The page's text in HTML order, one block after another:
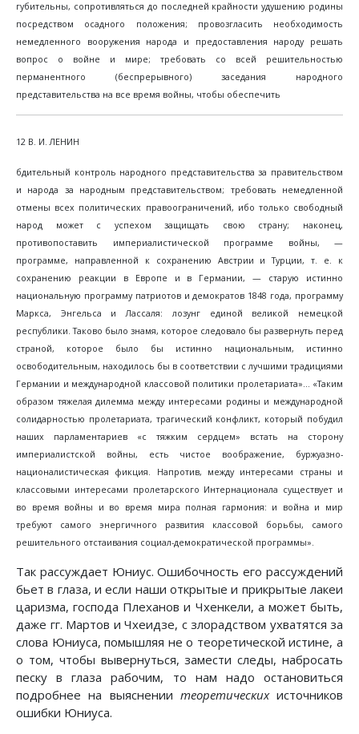
губительны, сопротивляться до последней крайности удушению родины
посредством осадного положения; провозгласить необходимость
немедленного вооружения народа и предоставления народу решать
вопрос о войне и мире; требовать со всей решительностью
перманентного (беспрерывного) заседания народного
представительства на все время войны, чтобы обеспечить
12 В. И. ЛЕНИН
бдительный контроль народного представительства за правительством
и народа за народным представительством; требовать немедленной
отмены всех политических правоограничений, ибо только свободный
народ может с успехом защищать свою страну; наконец,
противопоставить империалистической программе войны, —
программе, направленной к сохранению Австрии и Турции, т. е. к
сохранению реакции в Европе и в Германии, — старую истинно
национальную программу патриотов и демократов 1848 года, программу
Маркса, Энгельса и Лассаля: лозунг единой великой немецкой
республики. Таково было знамя, которое следовало бы развернуть перед
страной, которое было бы истинно национальным, истинно
освободительным, находилось бы в соответствии с лучшими традициями
Германии и международной классовой политики пролетариата»... «Таким
образом тяжелая дилемма между интересами родины и международной
солидарностью пролетариата, трагический конфликт, который побудил
наших парламентариев «с тяжким сердцем» встать на сторону
империалистской войны, есть чистое воображение, буржуазно-
националистическая фикция. Напротив, между интересами страны и
классовыми интересами пролетарского Интернационала существует и
во время войны и во время мира полная гармония: и война и мир
требуют самого энергичного развития классовой борьбы, самого
решительного отстаивания социал-демократической программы».
Так рассуждает Юниус. Ошибочность его рассуждений
бьет в глаза, и если наши открытые и прикрытые лакеи
царизма, господа Плеханов и Чхенкели, а может быть,
даже гг. Мартов и Чхеидзе, с злорадством ухватятся за
слова Юниуса, помышляя не о теоретической истине, а
о том, чтобы вывернуться, замести следы, набросать
песку в глаза рабочим, то нам надо остановиться
подробнее на выяснении теоретическихисточников
ошибки Юниуса.